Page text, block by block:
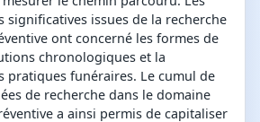
significatives issues de la recherche
ont concerné les formes de
chronologiques et la
pratiques funéraires. Le cumul de
de recherche dans le domaine
a ainsi permis de capitaliser